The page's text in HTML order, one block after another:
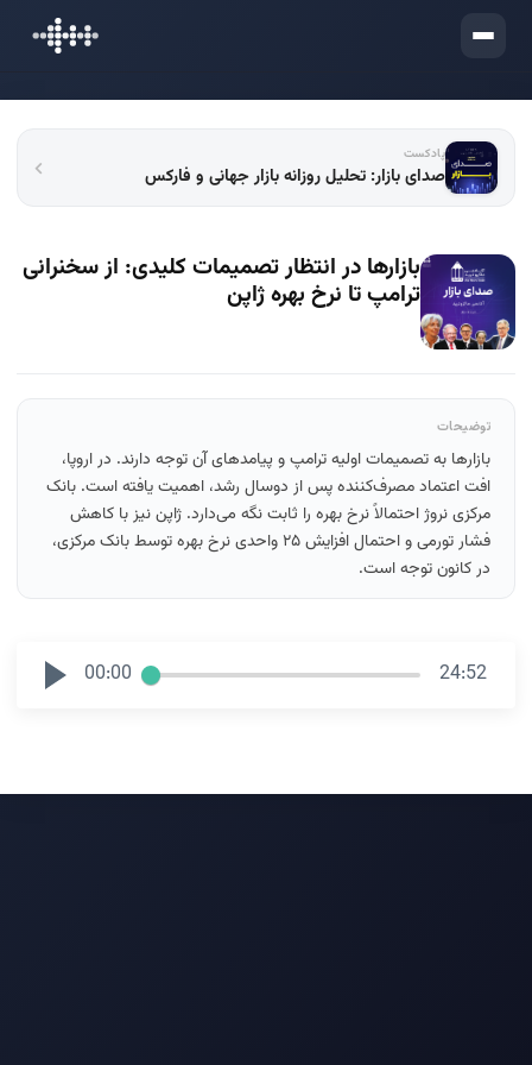
ورود
پادکست
صدای بازار: تحلیل روزانه بازار جهانی و فارکس
بازارها در انتظار تصمیمات کلیدی: از سخنرانی
ترامپ تا نرخ بهره ژاپن
توضیحات
بازارها به تصمیمات اولیه ترامپ و پیامدهای آن توجه دارند. در اروپا،
افت اعتماد مصرف‌کننده پس از دوسال رشد، اهمیت یافته است. بانک
مرکزی نروژ احتمالاً نرخ بهره را ثابت نگه می‌دارد. ژاپن نیز با کاهش
فشار تورمی و احتمال افزایش ۲۵ واحدی نرخ بهره توسط بانک مرکزی،
در کانون توجه است.
00:00 24:52